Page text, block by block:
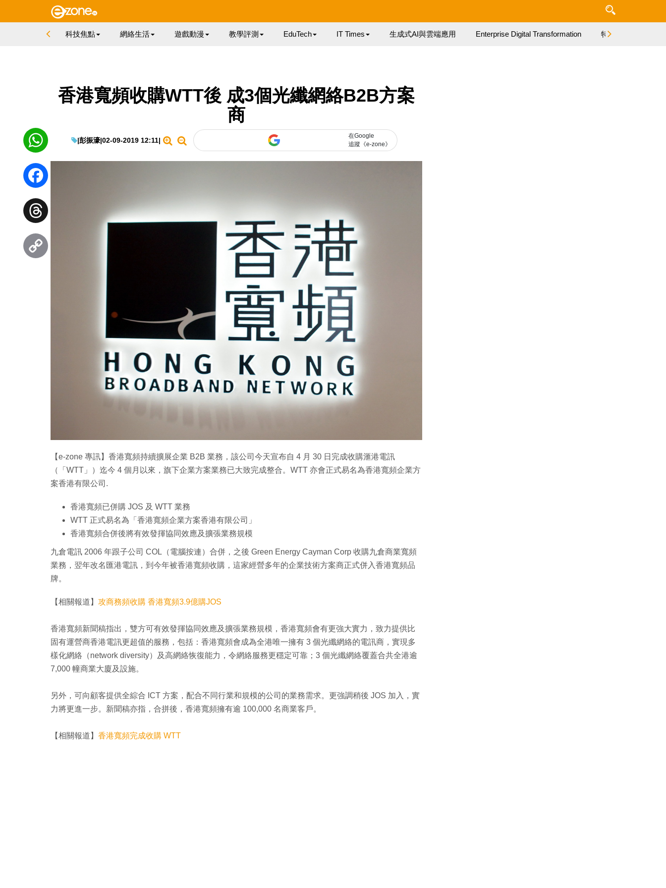
科技焦點 網絡生活 遊戲動漫 教學評測 EduTech IT Times 生成式AI與雲端應用 Enterprise Digital Transformation 特集
香港寬頻收購WTT後 成3個光纖網絡B2B方案
商
|彭振濠|02-09-2019 12:11|
在Google
追蹤《e-zone》
【e-zone 專訊】香港寬頻持續擴展企業 B2B 業務，該公司今天宣布自 4 月 30 日完成收購滙港電訊
（「WTT」）迄今 4 個月以來，旗下企業方案業務已大致完成整合。WTT 亦會正式易名為香港寬頻企業方
案香港有限公司.
香港寬頻已併購 JOS 及 WTT 業務
WTT 正式易名為「香港寬頻企業方案香港有限公司」
香港寬頻合併後將有效發揮協同效應及擴張業務規模
九倉電訊 2006 年跟子公司 COL（電腦按連）合併，之後 Green Energy Cayman Corp 收購九倉商業寬頻
業務，翌年改名匯港電訊，到今年被香港寬頻收購，這家經營多年的企業技術方案商正式併入香港寬頻品
牌。
【相關報道】 攻商務頻收購 香港寬頻3.9億購JOS
香港寬頻新聞稿指出，雙方可有效發揮協同效應及擴張業務規模，香港寬頻會有更強大實力，致力提供比
固有運營商香港電訊更超值的服務，包括：香港寬頻會成為全港唯一擁有 3 個光纖網絡的電訊商，實現多
樣化網絡（network diversity）及高網絡恢復能力，令網絡服務更穩定可靠；3 個光纖網絡覆蓋合共全港逾
7,000 幢商業大廈及設施。
另外，可向顧客提供全綜合 ICT 方案，配合不同行業和規模的公司的業務需求。更強調稍後 JOS 加入，實
力將更進一步。新聞稿亦指，合拼後，香港寬頻擁有逾 100,000 名商業客戶。
【相關報道】 香港寬頻完成收購 WTT
WhatsApp
Facebook
Threads